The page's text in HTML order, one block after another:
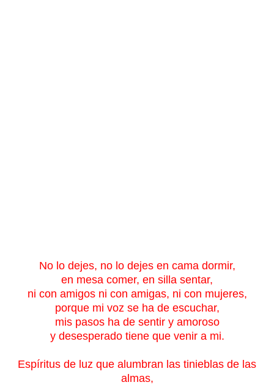
No lo dejes, no lo dejes en cama dormir,
en mesa comer, en silla sentar,
ni con amigos ni con amigas, ni con mujeres,
porque mi voz se ha de escuchar,
mis pasos ha de sentir y amoroso
y desesperado tiene que venir a mi.
Espíritus de luz que alumbran las tinieblas de las
almas,